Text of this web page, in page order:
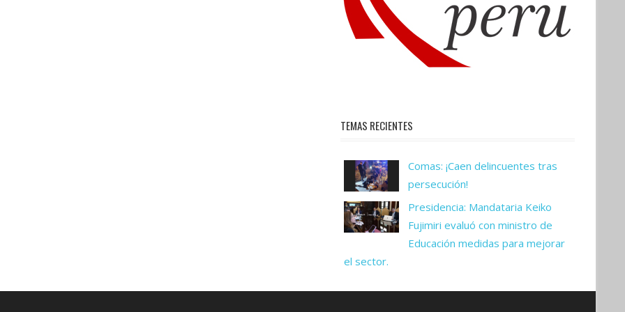
TEMAS RECIENTES
Comas: ¡Caen delincuentes tras
persecución!
Presidencia: Mandataria Keiko
Fujimiri evaluó con ministro de
Educación medidas para mejorar
el sector.